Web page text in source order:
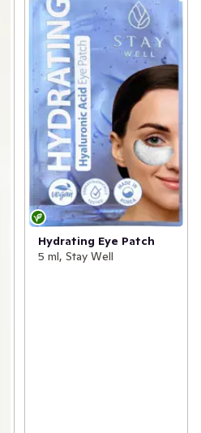
Hydrating Eye Patch
5 ml, Stay Well